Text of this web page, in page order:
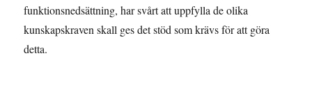
funktionsnedsättning, har svårt att uppfylla de olika
kunskapskraven skall ges det stöd som krävs för att göra
detta.